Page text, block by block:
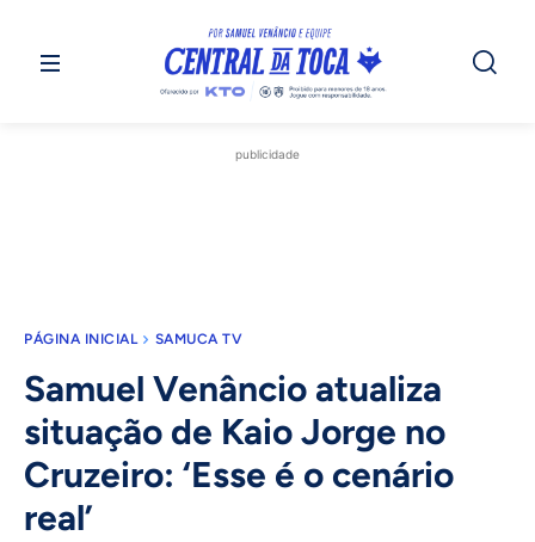
publicidade
PÁGINA INICIAL SAMUCA TV
Samuel Venâncio atualiza
situação de Kaio Jorge no
Cruzeiro: ‘Esse é o cenário
real’